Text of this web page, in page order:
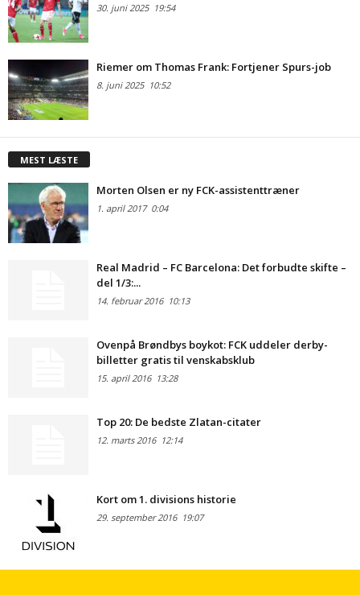
30. juni 202519:54
Riemer om Thomas Frank: Fortjener Spurs-job
8. juni 202510:52
MEST LÆSTE
Morten Olsen er ny FCK-assistenttræner
1. april 20170:04
Real Madrid – FC Barcelona: Det forbudte skifte –
del 1/3:...
14. februar 201610:13
Ovenpå Brøndbys boykot: FCK uddeler derby-
billetter gratis til venskabsklub
15. april 201613:28
Top 20: De bedste Zlatan-citater
12. marts 201612:14
Kort om 1. divisions historie
29. september 201619:07